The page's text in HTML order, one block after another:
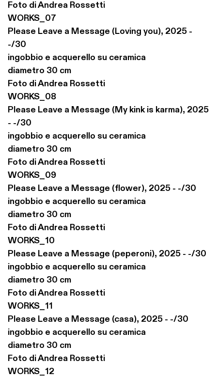
Foto di Andrea Rossetti
WORKS_07
Please Leave a Message (Loving you), 2025 -
-/30
ingobbio e acquerello su ceramica
diametro 30 cm
Foto di Andrea Rossetti
WORKS_08
Please Leave a Message (My kink is karma), 2025
- -/30
ingobbio e acquerello su ceramica
diametro 30 cm
Foto di Andrea Rossetti
WORKS_09
Please Leave a Message (flower), 2025 - -/30
ingobbio e acquerello su ceramica
diametro 30 cm
Foto di Andrea Rossetti
WORKS_10
Please Leave a Message (peperoni), 2025 - -/30
ingobbio e acquerello su ceramica
diametro 30 cm
Foto di Andrea Rossetti
WORKS_11
Please Leave a Message (casa), 2025 - -/30
ingobbio e acquerello su ceramica
diametro 30 cm
Foto di Andrea Rossetti
WORKS_12